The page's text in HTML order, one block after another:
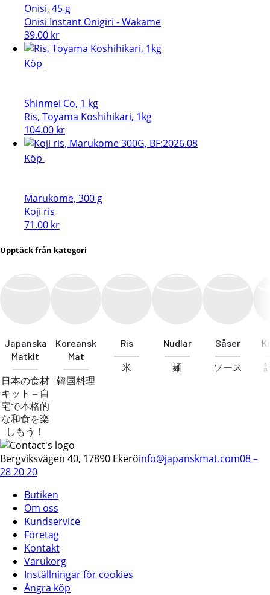
Onisi, 45 g
Onisi Instant Onigiri - Wakame
39.00 kr
Köp
Shinmei Co, 1 kg
Ris, Toyama Koshihikari, 1kg
104.00 kr
Köp
Marukome, 300 g
Koji ris
71.00 kr
Upptäck från kategori
Japanska
Matkit
日本の食材
キット – 自
宅で本格的
な和食を楽
しもう！
Koreansk
Mat
韓国料理
Ris
米
Nudlar
麺
Såser
ソース
Bergviksvägen 40, 17890 Ekeröinfo@japanskmat.com08 –
28 20 20
Butiken
Om oss
Kundservice
Företag
Kontakt
Varukorg
Inställningar för cookies
Ångra köp